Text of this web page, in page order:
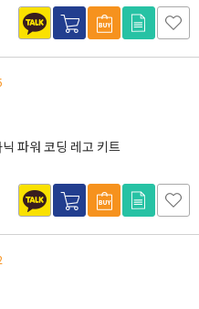
파워 코딩 레고 키트